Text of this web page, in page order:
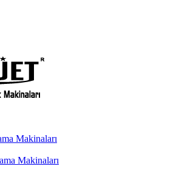
Makinaları
Makinaları